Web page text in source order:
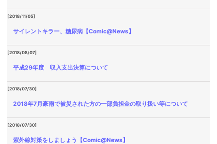
[2018/11/05]
サイレントキラー、糖尿病【Comic@News】
[2018/08/07]
平成29年度 収入支出決算について
[2018/07/30]
2018年7月豪雨で被災された方の一部負担金の取り扱い等について
[2018/07/30]
紫外線対策をしましょう【Comic@News】